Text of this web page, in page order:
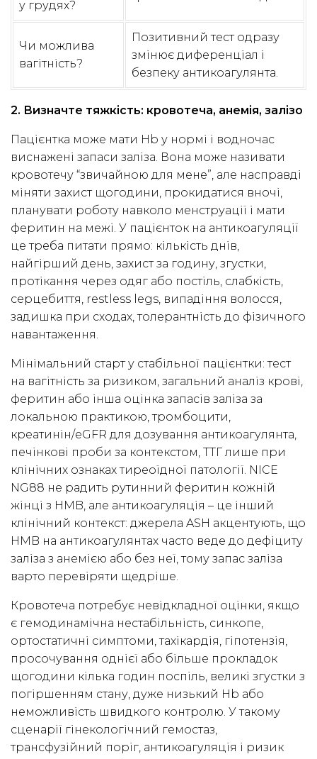
у грудях?
Чи можлива
вагітність?
Позитивний тест одразу
змінює диференціал і
безпеку антикоагулянта.
2. Визначте тяжкість: кровотеча, анемія, залізо
Пацієнтка може мати Hb у нормі і водночас
виснажені запаси заліза. Вона може називати
кровотечу “звичайною для мене”, але насправді
міняти захист щогодини, прокидатися вночі,
планувати роботу навколо менструації і мати
феритин на межі. У пацієнток на антикоагуляції
це треба питати прямо: кількість днів,
найгірший день, захист за годину, згустки,
протікання через одяг або постіль, слабкість,
серцебиття, restless legs, випадіння волосся,
задишка при сходах, толерантність до фізичного
навантаження.
Мінімальний старт у стабільної пацієнтки: тест
на вагітність за ризиком, загальний аналіз крові,
феритин або інша оцінка запасів заліза за
локальною практикою, тромбоцити,
креатинін/eGFR для дозування антикоагулянта,
печінкові проби за контекстом, ТТГ лише при
клінічних ознаках тиреоїдної патології. NICE
NG88 не радить рутинний феритин кожній
жінці з HMB, але антикоагуляція – це інший
клінічний контекст: джерела ASH акцентують, що
HMB на антикоагулянтах часто веде до дефіциту
заліза з анемією або без неї, тому запас заліза
варто перевіряти щедріше.
Кровотеча потребує невідкладної оцінки, якщо
є гемодинамічна нестабільність, синкопе,
ортостатичні симптоми, тахікардія, гіпотензія,
просочування однієї або більше прокладок
щогодини кілька годин поспіль, великі згустки з
погіршенням стану, дуже низький Hb або
неможливість швидкого контролю. У такому
сценарії гінекологічний гемостаз,
трансфузійний поріг, антикоагуляція і ризик